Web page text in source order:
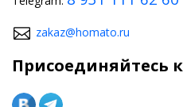
zakaz@homato.ru
Присоединяйтесь